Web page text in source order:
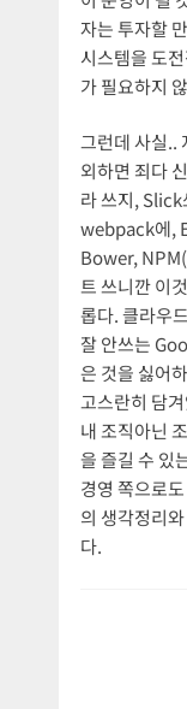
자는 투자할
시스템을 도
가 필요하지
그런데 사실..
외하면 죄다
라 쓰지, Slick
webpack에,
Bower,
트 쓰니깐 이
롭다. 클라우
잘 안쓰는
은 것을 싫어
고스란히 담
내 조직아닌
을 즐길 수 있
경영 쪽으로
의 생각정리
다.